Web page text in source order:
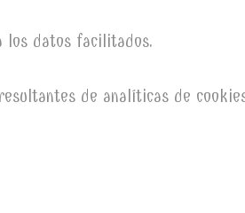
los datos facilitados.
de analíticas de